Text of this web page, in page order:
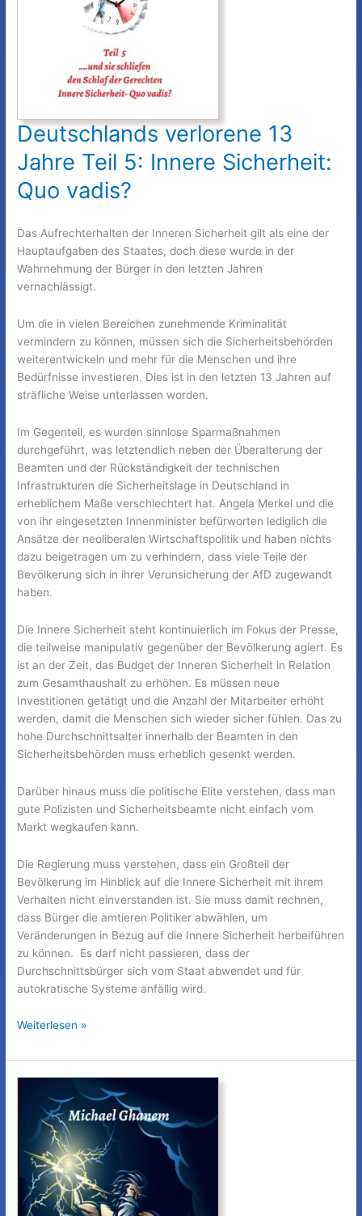
Deutschlands verlorene 13
Jahre Teil 5: Innere Sicherheit:
Quo vadis?
Das Aufrechterhalten der Inneren Sicherheit gilt als eine der
Hauptaufgaben des Staates, doch diese wurde in der
Wahrnehmung der Bürger in den letzten Jahren
vernachlässigt.
Um die in vielen Bereichen zunehmende Kriminalität
vermindern zu können, müssen sich die Sicherheitsbehörden
weiterentwickeln und mehr für die Menschen und ihre
Bedürfnisse investieren. Dies ist in den letzten 13 Jahren auf
sträfliche Weise unterlassen worden.
Im Gegenteil, es wurden sinnlose Sparmaßnahmen
durchgeführt, was letztendlich neben der Überalterung der
Beamten und der Rückständigkeit der technischen
Infrastrukturen die Sicherheitslage in Deutschland in
erheblichem Maße verschlechtert hat. Angela Merkel und die
von ihr eingesetzten Innenminister befürworten lediglich die
Ansätze der neoliberalen Wirtschaftspolitik und haben nichts
dazu beigetragen um zu verhindern, dass viele Teile der
Bevölkerung sich in ihrer Verunsicherung der AfD zugewandt
haben.
Die Innere Sicherheit steht kontinuierlich im Fokus der Presse,
die teilweise manipulativ gegenüber der Bevölkerung agiert. Es
ist an der Zeit, das Budget der Inneren Sicherheit in Relation
zum Gesamthaushalt zu erhöhen. Es müssen neue
Investitionen getätigt und die Anzahl der Mitarbeiter erhöht
werden, damit die Menschen sich wieder sicher fühlen. Das zu
hohe Durchschnittsalter innerhalb der Beamten in den
Sicherheitsbehörden muss erheblich gesenkt werden.
Darüber hinaus muss die politische Elite verstehen, dass man
gute Polizisten und Sicherheitsbeamte nicht einfach vom
Markt wegkaufen kann.
Die Regierung muss verstehen, dass ein Großteil der
Bevölkerung im Hinblick auf die Innere Sicherheit mit ihrem
Verhalten nicht einverstanden ist. Sie muss damit rechnen,
dass Bürger die amtieren Politiker abwählen, um
Veränderungen in Bezug auf die Innere Sicherheit herbeiführen
zu können. Es darf nicht passieren, dass der
Durchschnittsbürger sich vom Staat abwendet und für
autokratische Systeme anfällig wird.
Deutschlands
13
Jahre
Innere
Sicherheit:
Quo
vadis?
Weiterlesen »